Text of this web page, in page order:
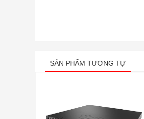
SẢN PHẨM TƯƠNG TỰ